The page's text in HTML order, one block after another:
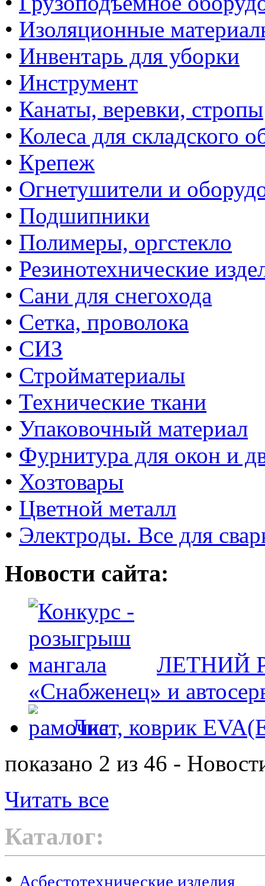
• Изоляционные
• Инвентарь для уборки
• Инструмент
• Канаты, веревки, стропы
• Колеса для складского
• Крепеж
• Огнетушители и
• Подшипники
• Полимеры, оргстекло
• Резинотехнические
• Сани для снегохода
• Сетка, проволока
• СИЗ
• Стройматериалы
• Технические ткани
• Упаковочный материал
• Фурнитура для окон и
• Хозтовары
• Цветной металл
• Электроды. Все для
Новости сайта:
ЛЕТНИЙ
«Снабженец» и
Лист, коврик
показано 2 из 46 -
Читать все
Каталог:
• Асбестотехнические изделия